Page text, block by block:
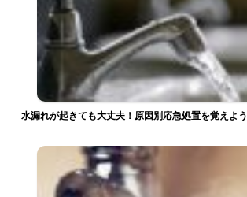
水漏れが起きても大丈夫！原因別応急処置を覚えよう